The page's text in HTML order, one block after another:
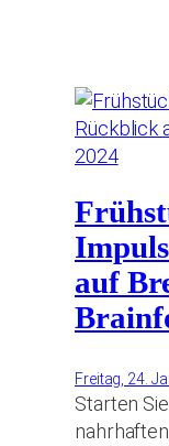
auf
Freitag, 24.
Starten